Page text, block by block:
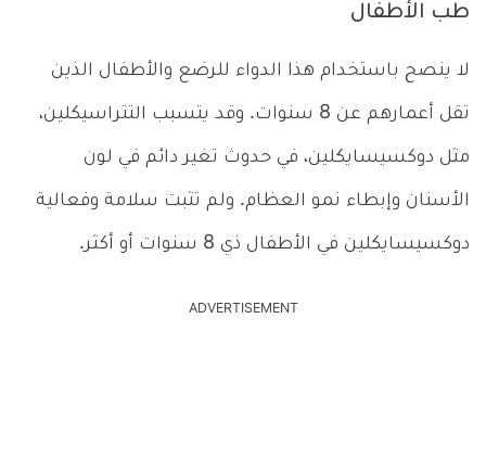
طب الأطفال
لا ينصح باستخدام هذا الدواء للرضع والأطفال الذين
تقل أعمارهم عن 8 سنوات. وقد يتسبب التتراسيكلين،
مثل دوكسيسايكلين، في حدوث تغير دائم في لون
الأسنان وإبطاء نمو العظام. ولم تثبت سلامة وفعالية
دوكسيسايكلين في الأطفال ذي 8 سنوات أو أكثر.
ADVERTISEMENT